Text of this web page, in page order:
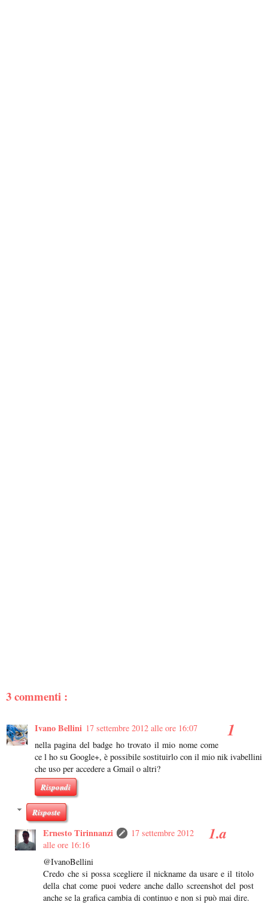
3 commenti :
Ivano Bellini 17 settembre 2012 alle ore 16:07
nella pagina del badge ho trovato il mio nome come
ce l ho su Google+, è possibile sostituirlo con il mio nik ivabellini
che uso per accedere a Gmail o altri?
Rispondi
Risposte
Ernesto Tirinnanzi
17 settembre 2012
alle ore 16:16
@IvanoBellini
Credo che si possa scegliere il nickname da usare e il titolo
della chat come puoi vedere anche dallo screenshot del post
anche se la grafica cambia di continuo e non si può mai dire.